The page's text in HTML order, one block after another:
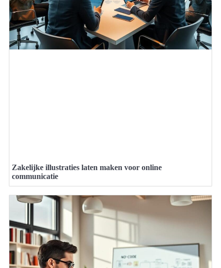
Zakelijke illustraties laten maken voor online
communicatie